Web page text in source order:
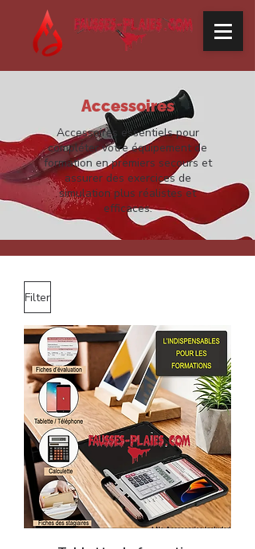
Accessoires
Accessoires essentiels pour
compléter votre équipement de
formation en premiers secours et
assurer des exercices de
simulation plus réalistes et
efficaces.
Filter